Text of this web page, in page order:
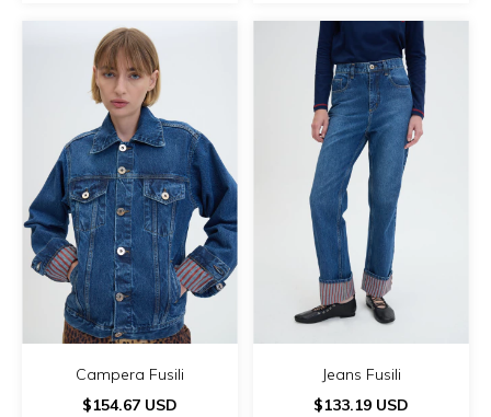
Campera Fusili
$154.67 USD
Jeans Fusili
$133.19 USD